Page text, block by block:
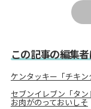
この記事の編集
ケンタッキー「チキ
セブンイレブン「タ
お肉がのっておいしそ